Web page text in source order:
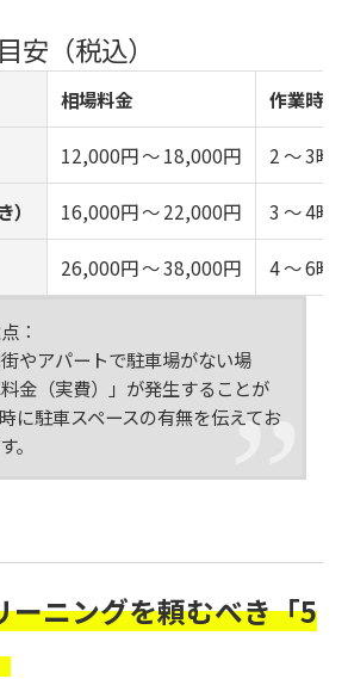
安（税込）
相場料金 作業時間
12,000円 〜 18,000円 2 〜 3時
16,000円 〜 22,000円 3 〜 4時
26,000円 〜 38,000円 4 〜 6時
：
やアパートで駐車場がない場
金（実費）」が発生することが
に駐車スペースの有無を伝えてお
。
ーニングを頼むべき「5